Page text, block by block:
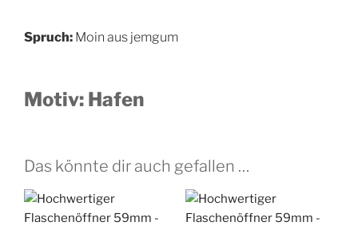
Hafen
Spruch: Moin aus jemgum
Motiv: Hafen
Das könnte dir auch gefallen …